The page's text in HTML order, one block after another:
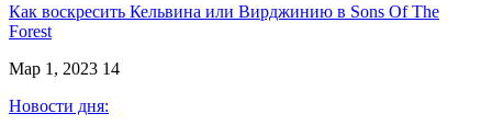
Как воскресить Кельвина или Вирджинию в Sons Of The
Forest
Мар 1, 2023 14
Новости дня: